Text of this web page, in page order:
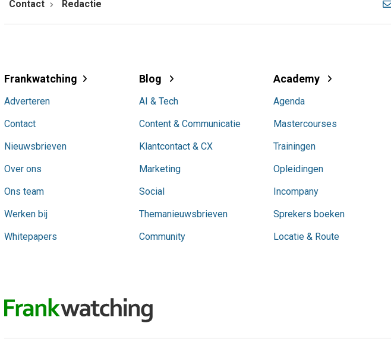
Contact Redactie
Frankwatching
Adverteren
Contact
Nieuwsbrieven
Over ons
Ons team
Werken bij
Whitepapers
Blog
AI & Tech
Content & Communicatie
Klantcontact & CX
Marketing
Social
Themanieuwsbrieven
Community
Academy
Agenda
Mastercourses
Trainingen
Opleidingen
Incompany
Sprekers boeken
Locatie & Route